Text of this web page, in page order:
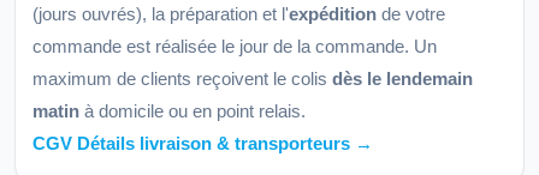
(jours ouvrés), la préparation et l'expédition de votre
commande est réalisée le jour de la commande. Un
maximum de clients reçoivent le colis dès le lendemain
matin à domicile ou en point relais.
CGV Détails livraison & transporteurs →